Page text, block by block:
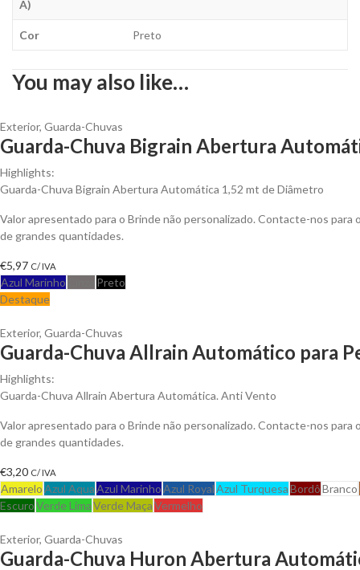
A)
Cor Preto
You may also like…
Exterior, Guarda-Chuvas
Guarda-Chuva Bigrain Abertura
Highlights:
Guarda-Chuva Bigrain Abertura Automática 1,52 mt de Diâmetro
Valor apresentado para o Brinde não personalizado. Contacte-nos
de grandes quantidades.
€5,97 C/ IVA
Azul Marinho
Preto
Destaque
Exterior, Guarda-Chuvas
Guarda-Chuva Allrain Automático para
Highlights:
Guarda-Chuva Allrain Abertura Automática. Anti Vento
Valor apresentado para o Brinde não personalizado. Contacte-nos
de grandes quantidades.
€3,20 C/ IVA
AmareloAzul AquaAzul MarinhoAzul RoyalAzul TurquesaBordôBranco
EscuroVerde LimaVerde MaçaVermelho
Exterior, Guarda-Chuvas
Guarda-Chuva Huron Abertura